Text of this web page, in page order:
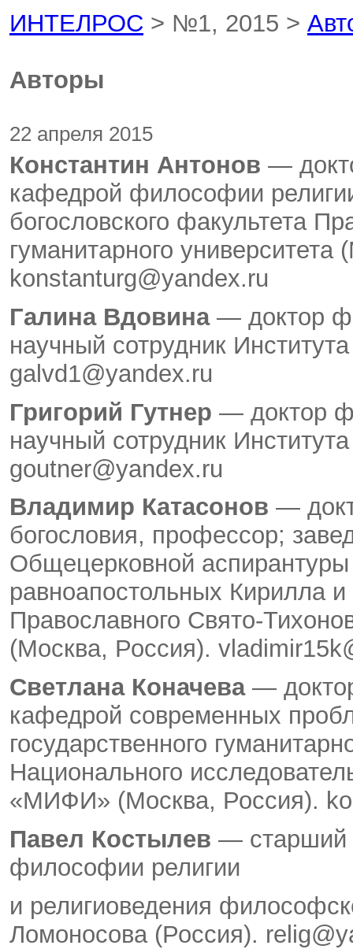
ИНТЕЛРОС > №1, 2015 >
Авторы
22 апреля 2015
Константин Антонов —
кафедрой философии
богословского факультета
гуманитарного
konstanturg@yandex.ru
Галина Вдовина— доктор
научный сотрудник
galvd1@yandex.ru
Григорий Гутнер — доктор
научный сотрудник
goutner@yandex.ru
Владимир Катасонов —
богословия, профессор;
Общецерковной
равноапостольных Кирилла
Православного Свято-
(Москва, Россия).
Светлана Коначева—
кафедрой современных
государственного
Национального
«МИФИ» (Москва, Россия).
Павел Костылев — старший
философии религии
и религиоведения
Ломоносова (Россия).